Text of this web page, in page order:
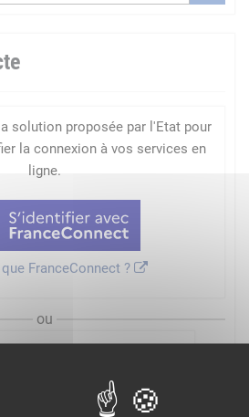
solution proposée par l'Etat pour
la connexion à vos services en
ligne.
FranceConnect ?
ou